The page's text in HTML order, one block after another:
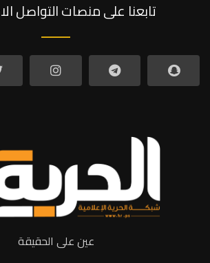
تابعنا على منصات التواصل
عين على الحقيقة